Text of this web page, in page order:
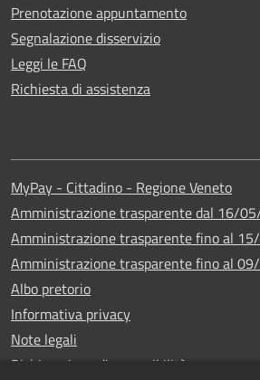
Prenotazione appuntamento
Segnalazione disservizio
Leggi le FAQ
Richiesta di assistenza
MyPay - Cittadino - Regione Veneto
Amministrazione trasparente dal 16/
Amministrazione trasparente fino al
Amministrazione trasparente fino al
Albo pretorio
Informativa privacy
Note legali
Dichiarazione di accessibilità